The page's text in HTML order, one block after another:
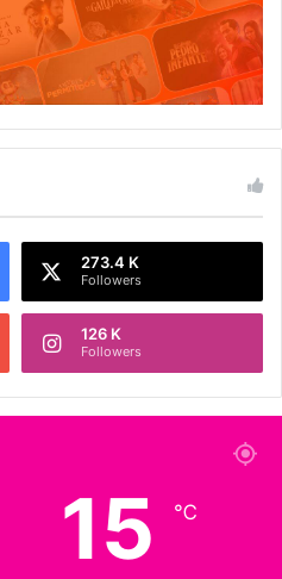
273.4 K
Followers